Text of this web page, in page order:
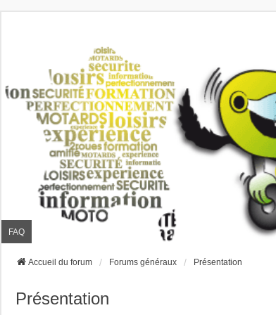
FAQ
Accueil du forum Forums généraux Présentation
Présentation